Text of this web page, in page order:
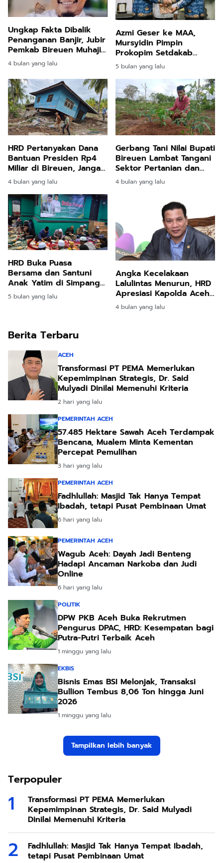
Ungkap Fakta Dibalik
Penanganan Banjir, Jubir
Pemkab Bireuen Muhajir
Juli: Silahkan Uji melalui
Class Action
4 bulan yang lalu
Azmi Geser ke MAA,
Mursyidin Pimpin
Prokopim Setdakab
Bireuen
5 bulan yang lalu
HRD Pertanyakan Dana
Bantuan Presiden Rp4
Miliar di Bireuen, Jangan
Sampai Disalahgunakan
4 bulan yang lalu
Gerbang Tani Nilai Bupati
Bireuen Lambat Tangani
Sektor Pertanian dan
Perikanan
4 bulan yang lalu
HRD Buka Puasa
Bersama dan Santuni
Anak Yatim di Simpang
Mamplam
5 bulan yang lalu
Angka Kecelakaan
Lalulintas Menurun, HRD
Apresiasi Kapolda Aceh
dan Jajarannya
4 bulan yang lalu
Berita Terbaru
ACEH
Transformasi PT PEMA Memerlukan
Kepemimpinan Strategis, Dr. Said
Mulyadi Dinilai Memenuhi Kriteria
2 hari yang lalu
PEMERINTAH ACEH
57.485 Hektare Sawah Aceh Terdampak
Bencana, Mualem Minta Kementan
Percepat Pemulihan
3 hari yang lalu
PEMERINTAH ACEH
Fadhlullah: Masjid Tak Hanya Tempat
Ibadah, tetapi Pusat Pembinaan Umat
6 hari yang lalu
PEMERINTAH ACEH
Wagub Aceh: Dayah Jadi Benteng
Hadapi Ancaman Narkoba dan Judi
Online
6 hari yang lalu
POLITIK
DPW PKB Aceh Buka Rekrutmen
Pengurus DPAC, HRD: Kesempatan bagi
Putra-Putri Terbaik Aceh
1 minggu yang lalu
EKBIS
Bisnis Emas BSI Melonjak, Transaksi
Bullion Tembus 8,06 Ton hingga Juni
2026
1 minggu yang lalu
Tampilkan lebih banyak
Terpopuler
Transformasi PT PEMA Memerlukan
Kepemimpinan Strategis, Dr. Said Mulyadi
Dinilai Memenuhi Kriteria
Fadhlullah: Masjid Tak Hanya Tempat Ibadah,
tetapi Pusat Pembinaan Umat